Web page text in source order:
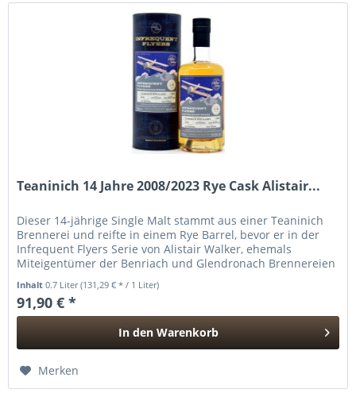
Teaninich 14 Jahre 2008/2023 Rye Cask Alistair...
Dieser 14-jährige Single Malt stammt aus einer Teaninich
Brennerei und reifte in einem Rye Barrel, bevor er in der
Infrequent Flyers Serie von Alistair Walker, ehemals
Miteigentümer der Benriach und Glendronach Brennereien
Inhalt0.7 Liter(131,29 € * / 1 Liter)
91,90 € *
In den Warenkorb
Merken